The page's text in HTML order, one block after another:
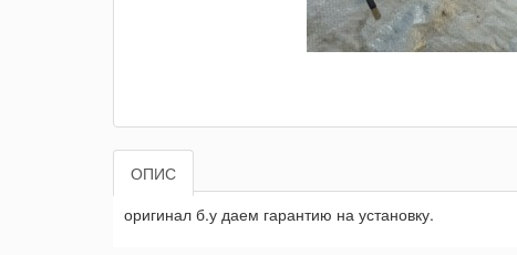
ОПИС
оригинал б.у даем гарантию на установку.